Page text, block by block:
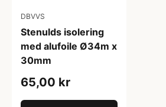
DBVVS
Stenulds isolering
med alufoile Ø34m x
30mm
65,00 kr